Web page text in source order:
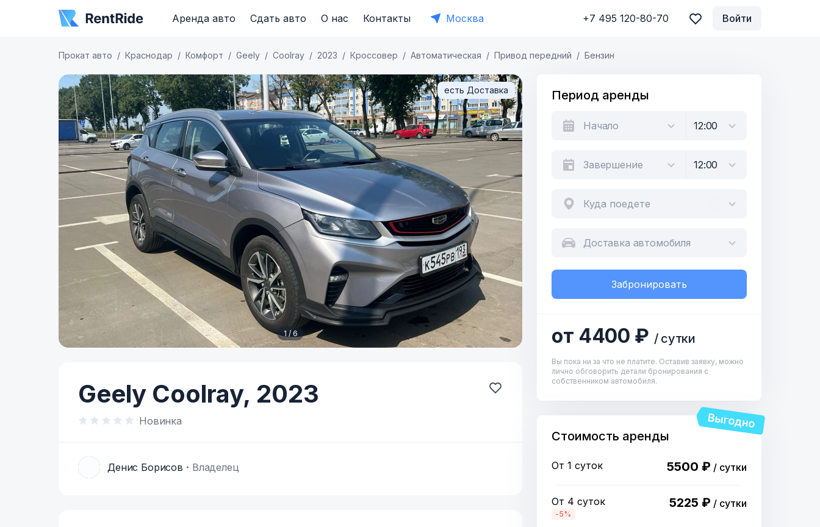
Аренда авто Сдать авто О нас Контакты Москва +7 495 120-80-70 Войти
Прокат авто Краснодар Комфорт Geely Coolray 2023 Кроссовер Автоматическая Привод передний Бензин
1 / 6
есть Доставка
Geely Coolray, 2023
Новинка
Денис Борисов Владелец
Период аренды
Куда поедете
Доставка автомобиля
Забронировать
от 4400 ₽ / сутки
Вы пока ни за что не платите. Оставив заявку, можно
лично обговорить детали бронирования с
собственником автомобиля.
Стоимость аренды
От 1 суток 5500 ₽ / сутки
От 4 суток
-5%
5225 ₽ / сутки